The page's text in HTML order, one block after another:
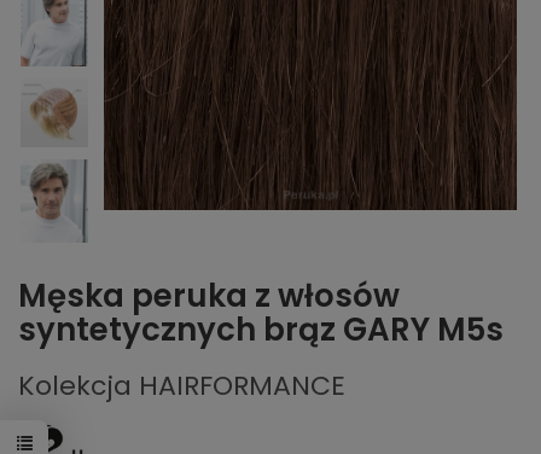
Męska peruka z włosów
syntetycznych brąz GARY M5s
Kolekcja HAIRFORMANCE